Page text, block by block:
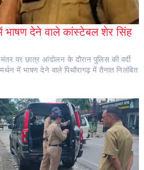
भाषण देने वाले कांस्टेबल शेर सिंह
पर छात्र आंदोलन के दौरान पुलिस की वर्दी
में भाषण देने वाले पिथौरागढ़ में तैनात निलंबित